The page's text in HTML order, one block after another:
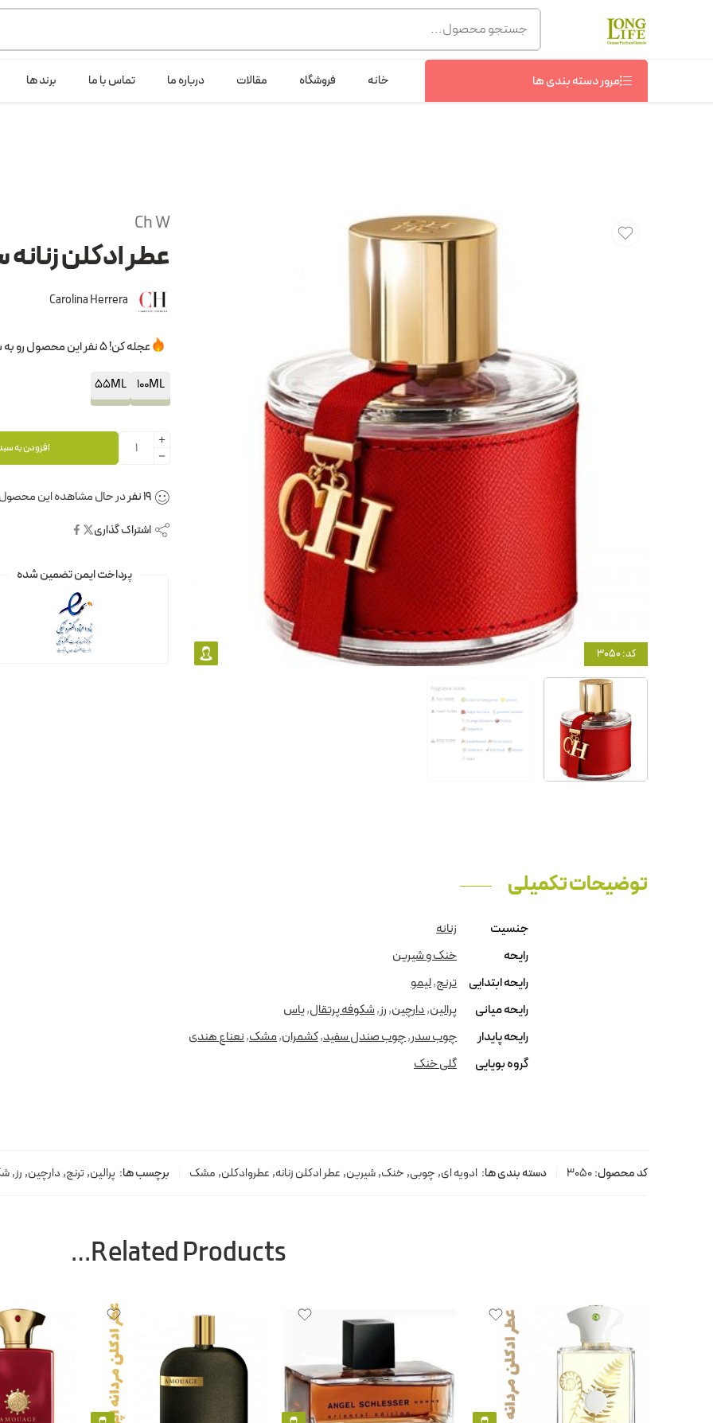
توجه! برند لانگ لایف رایحه های معروف را با شیشه و بسته بندی خود شرکت لانگ لایف عرضه می کند.که با انتخاب حجم هر ادکلنی می توانید
شماره پشتیبانی :09368076869
مرور دسته بندی ها خانه فروشگاه مقالات درباره ما تماس با ما برند ها
کد: 3050
Ch W
عطر ادکلن زنانه
Carolina Herrera
عجله کن! 5 نفر این محصول رو به سبدخرید خودشون اضافه کردن.
100ML
55ML
افزودن به
19نفردر حال مشاهده این
اشتراک گذاری
پرداخت ایمن تضمین شده
توضیحات تکمیلی
جنسیت
زنانه
رایحه
خنک و شیرین
رایحه ابتدایی
ترنج,لیمو
رایحه میانی
پرالین,دارچین,رز,شکوفه پرتقال,یاس
رایحه پایدار
چوب سدر,چوب صندل سفید,کشمران,مشک,نعناع هندی
گروه بویایی
گلی خنک
کد محصول:3050 دسته بندی ها: ادویه ای, چوبی, خنک,شیرین, عطر ادکلن زنانه, عطروادکلن, مشک برچسب ها: پرالین, ترنج, دارچین, رز,
Related Products…